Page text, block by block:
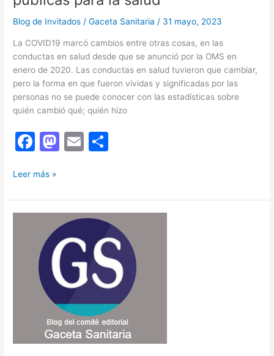
Blog de Invitados /Gaceta Sanitaria/ 31 mayo, 2023
La COVID19 marcó cambios entre otras cosas, en las
conductas en salud desde que se anunció por la OMS en
enero de 2020. Las conductas en salud tuvieron que cambiar,
pero la forma en que fueron vividas y significadas por las
personas no se puede conocer con las estadísticas sobre
quién cambió qué; quién hizo
F
c
e
b
o
o
k
M
o
d
o
n
E
l
p
ar
tir
Las
sobre
cambios
conductas
Leer más »